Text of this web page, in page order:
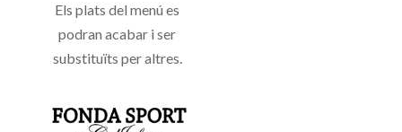
Els plats del menú es
podran acabar i ser
substituïts per altres.